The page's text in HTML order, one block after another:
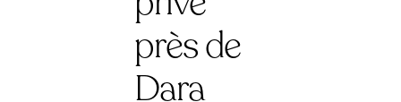
près de
Dara